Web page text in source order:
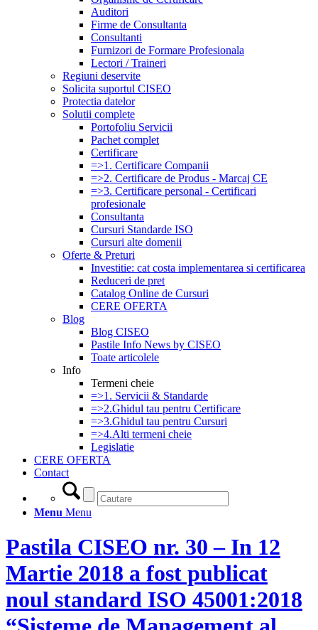
Auditori
Firme de Consultanta
Consultanti
Furnizori de Formare Profesionala
Lectori / Traineri
Regiuni deservite
Solicita suportul CISEO
Protectia datelor
Solutii complete
Portofoliu Servicii
Pachet complet
Certificare
=>1. Certificare Companii
=>2. Certificare de Produs - Marcaj CE
=>3. Certificare personal - Certificari
profesionale
Consultanta
Cursuri Standarde ISO
Cursuri alte domenii
Oferte & Preturi
Investitie: cat costa implementarea si certificarea
Reduceri de pret
Catalog Online de Cursuri
CERE OFERTA
Blog
Blog CISEO
Pastile Info News by CISEO
Toate articolele
Info
Termeni cheie
=>1. Servicii & Standarde
=>2.Ghidul tau pentru Certificare
=>3.Ghidul tau pentru Cursuri
=>4.Alti termeni cheie
Legislatie
CERE OFERTA
Contact
Menu Menu
Pastila CISEO nr. 30 – In 12
Martie 2018 a fost publicat
noul standard ISO 45001:2018